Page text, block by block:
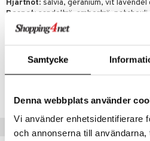
Samtycke
Denna webbplats använder
Vi använder enhetsidentifierare
och annonserna till
Hjärtnot: salvia, geranium, vit lavendel
Basnot: sandelträ, amberträ,
CVG02-VG-50-XX-XX
Populära